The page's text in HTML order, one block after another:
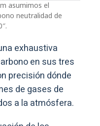
asumimos el
neutralidad de
exhaustiva
en sus tres
precisión dónde
de gases de
a la atmósfera.